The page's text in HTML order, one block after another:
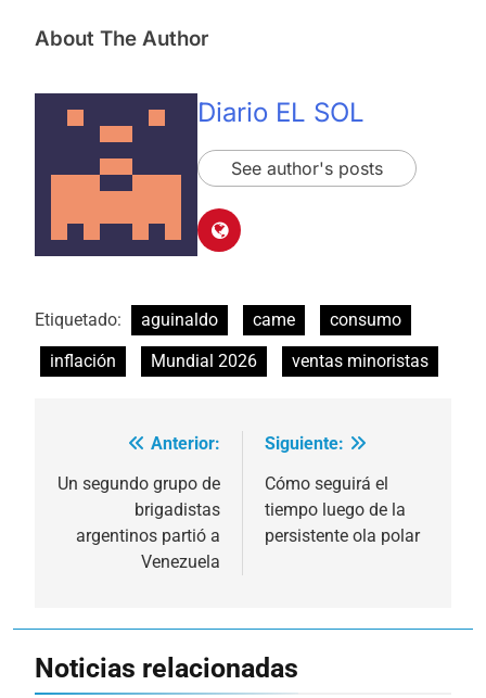
About The Author
Diario EL SOL
See author's posts
Etiquetado: aguinaldo came
consumo
inflación
Mundial 2026 ventas minoristas
Navegación
de
entradas
Anterior:
Un segundo grupo de
brigadistas
argentinos partió a
Venezuela
Siguiente:
Cómo seguirá el
tiempo luego de la
persistente ola polar
Noticias relacionadas